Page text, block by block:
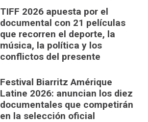
TIFF 2026 apuesta por el
documental con 21 películas
que recorren el deporte, la
música, la política y los
conflictos del presente
Festival Biarritz Amérique
Latine 2026: anuncian los diez
documentales que competirán
en la selección oficial